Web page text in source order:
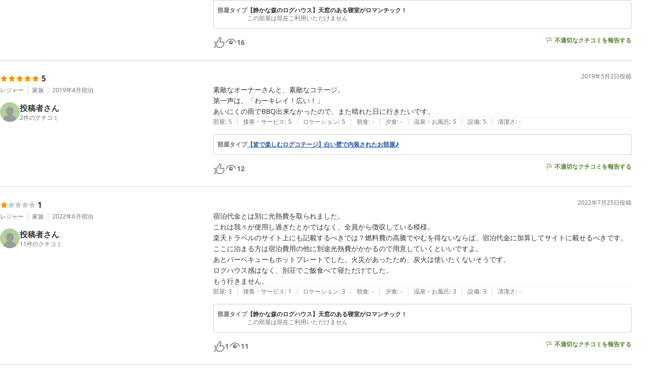
部屋タイプ【静かな森のログハウス】天窓のある寝室がロマンチック！
この部屋は現在ご利用いただけません
16 不適切なクチコミを報告する
5
レジャー 家族 2019年4月宿泊
投稿者さん
2件のクチコミ
2019年5月2日投稿
素敵なオーナーさんと、素敵なコテージ。
第一声は、「わーキレイ！広い！」
あいにくの雨でBBQ出来なかったので、また晴れた日に行きたいです。
部屋: 5 | 接客・サービス: 5 | ロケーション: 5 | 朝食: - | 夕食: - | 温泉・お風呂: 5 | 設備: 5 | 清潔さ: -
部屋タイプ【皆で楽しむログコテージ】白い壁で内装されたお部屋♪
12 不適切なクチコミを報告する
1
レジャー 家族 2022年6月宿泊
投稿者さん
11件のクチコミ
2022年7月25日投稿
宿泊代金とは別に光熱費を取られました。
これは我々が使用し過ぎたとかではなく、全員から徴収している模様。
楽天トラベルのサイト上にも記載するべきでは？燃料費の高騰でやむを得ないならば、宿泊代金に加算してサイトに載せるべきです。
ここに泊まる方は宿泊費用の他に別途光熱費がかかるので用意していくといいですよ。
あとバーベキューもホットプレートでした。火災があったため、炭火は使いたくないそうです。
ログハウス感はなく、別荘でご飯食べて寝ただけでした。
もう行きません。
部屋: 3 | 接客・サービス: 1 | ロケーション: 3 | 朝食: - | 夕食: - | 温泉・お風呂: 3 | 設備: 3 | 清潔さ: -
部屋タイプ【静かな森のログハウス】天窓のある寝室がロマンチック！
この部屋は現在ご利用いただけません
1 11 不適切なクチコミを報告する